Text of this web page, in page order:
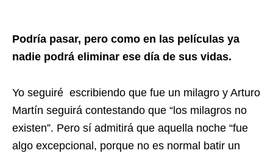
Podría pasar, pero como en las películas ya
nadie podrá eliminar ese día de sus vidas.
Yo seguiré escribiendo que fue un milagro y Arturo
Martín seguirá contestando que “los milagros no
existen”. Pero sí admitirá que aquella noche “fue
algo excepcional, porque no es normal batir un